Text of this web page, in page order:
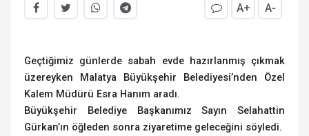
A+ A-
Geçtiğimiz günlerde sabah evde hazırlanmış çıkmak
üzereyken Malatya Büyükşehir Belediyesi’nden Özel
Kalem Müdürü Esra Hanım aradı.
Büyükşehir Belediye Başkanımız Sayın Selahattin
Gürkan’ın öğleden sonra ziyaretime geleceğini söyledi.